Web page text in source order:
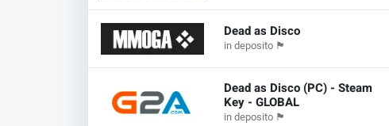
Dead as Disco
in deposito 🏴
Dead as Disco (PC) - Steam
Key - GLOBAL
in deposito 🏴